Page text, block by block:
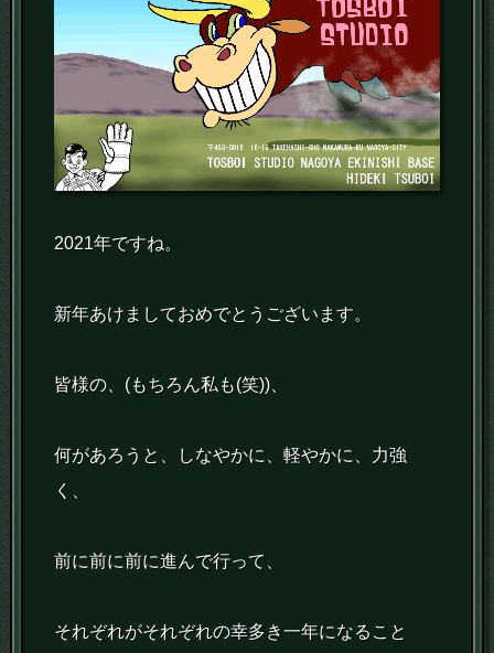
2021年ですね。
新年あけましておめでとうございます。
皆様の、(もちろん私も(笑))、
何があろうと、しなやかに、軽やかに、力強
く、
前に前に前に進んで行って、
それぞれがそれぞれの幸多き一年になること